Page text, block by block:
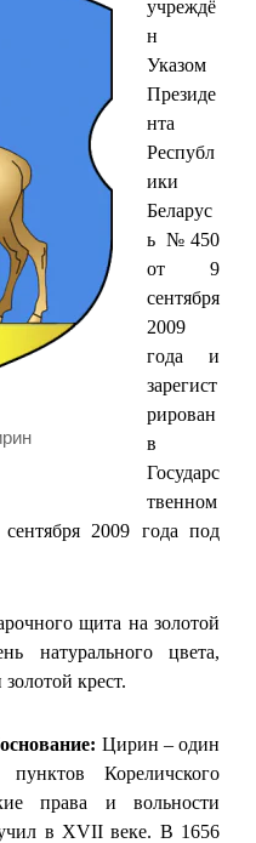
учреждё
н
Указом
Президе
нта
Республ
ики
Беларус
ь №450
от 9
сентября
2009
года и
зарегист
рирован
в
Государс
твенном
сентября 2009 года под
щита на золотой
натурального цвета,
крест.
Цирин – один
Кореличского
права и вольности
в XVII веке. В 1656